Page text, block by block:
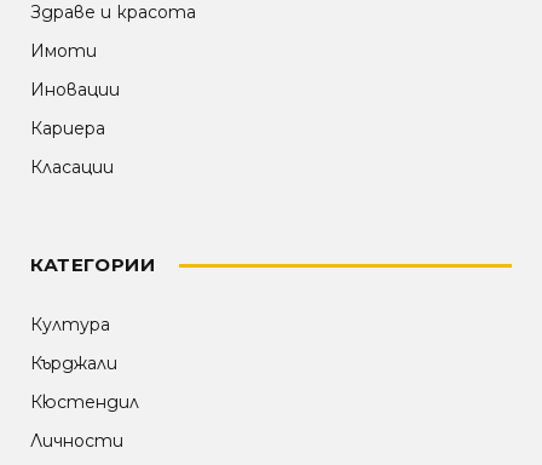
Здраве и красота
Имоти
Иновации
Кариера
Класации
КАТЕГОРИИ
Култура
Кърджали
Кюстендил
Личности